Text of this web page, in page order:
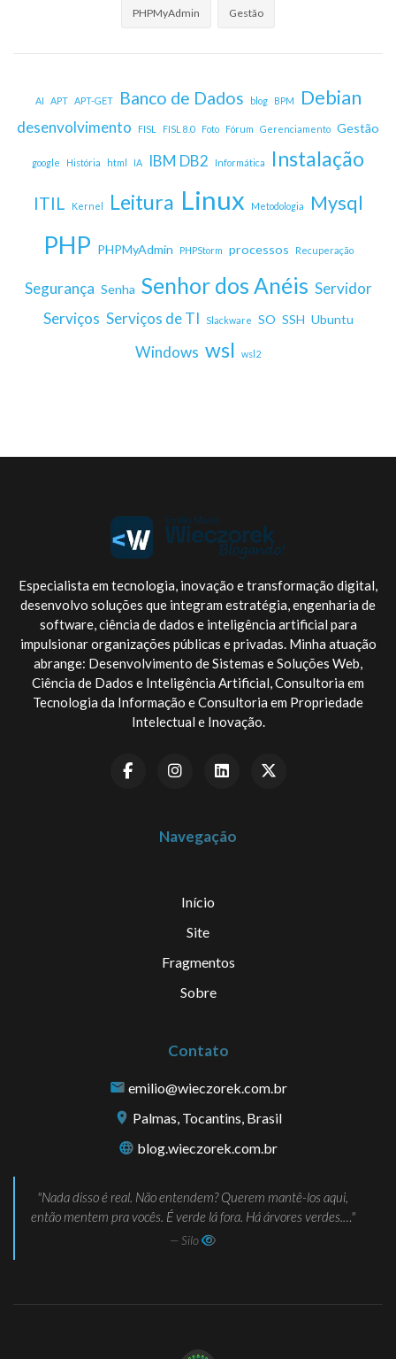
PHPMyAdmin Gestão
AI APT APT-GET Banco de Dados blog BPM Debian
desenvolvimento FISL FISL 8.0 Foto Fórum Gerenciamento Gestão
google História html IA IBM DB2 Informática Instalação
ITIL Kernel Leitura Linux Metodologia Mysql
PHP PHPMyAdmin PHPStorm processos Recuperação
Segurança Senha Senhor dos Anéis Servidor
Serviços Serviços de TI Slackware SO SSH Ubuntu
Windows wsl wsl2
Especialista em tecnologia, inovação e transformação digital,
desenvolvo soluções que integram estratégia, engenharia de
software, ciência de dados e inteligência artificial para
impulsionar organizações públicas e privadas. Minha atuação
abrange: Desenvolvimento de Sistemas e Soluções Web,
Ciência de Dados e Inteligência Artificial, Consultoria em
Tecnologia da Informação e Consultoria em Propriedade
Intelectual e Inovação.
Navegação
Início
Site
Fragmentos
Sobre
Contato
emilio@wieczorek.com.br
Palmas, Tocantins, Brasil
blog.wieczorek.com.br
Nada disso é real. Não entendem? Querem mantê-los aqui,
então mentem pra vocês. É verde lá fora. Há árvores verdes.…
— Silo